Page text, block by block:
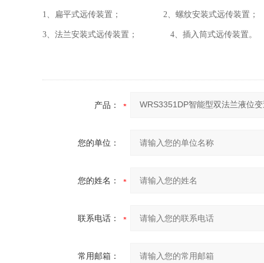
1、扁平式远传装置； 2、螺纹安装式远传装置；
3、法兰安装式远传装置； 4、插入筒式远传装置。
产品：
您的单位：
您的姓名：
联系电话：
常用邮箱：